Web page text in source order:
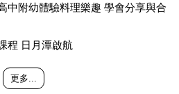
中附幼體驗料理樂趣 學會分享與合
程 日月潭啟航
更多...